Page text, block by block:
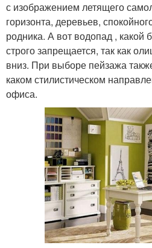
с изображением летящего
горизонта, деревьев,
родника. А вот водопад , какой
строго запрещается, так как
вниз. При выборе пейзажа
каком стилистическом
офиса.